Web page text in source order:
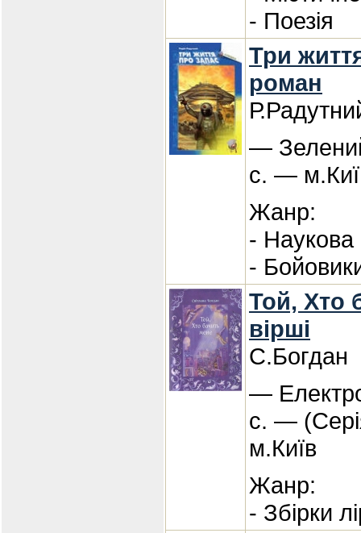
- Поезія
Три
роман
—
с. —
Жанр:
- Наукова
-
Той, Хто
вірші
С.Богдан
—
с. —
м.Київ
Жанр:
- Збірки